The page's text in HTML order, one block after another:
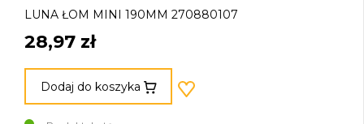
LUNA ŁOM MINI 190MM 270880107
28,97 zł
Dodaj do koszyka